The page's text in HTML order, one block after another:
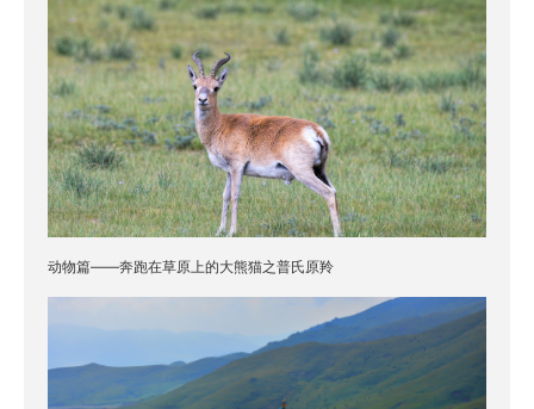
动物篇——奔跑在草原上的大熊猫之普氏原羚